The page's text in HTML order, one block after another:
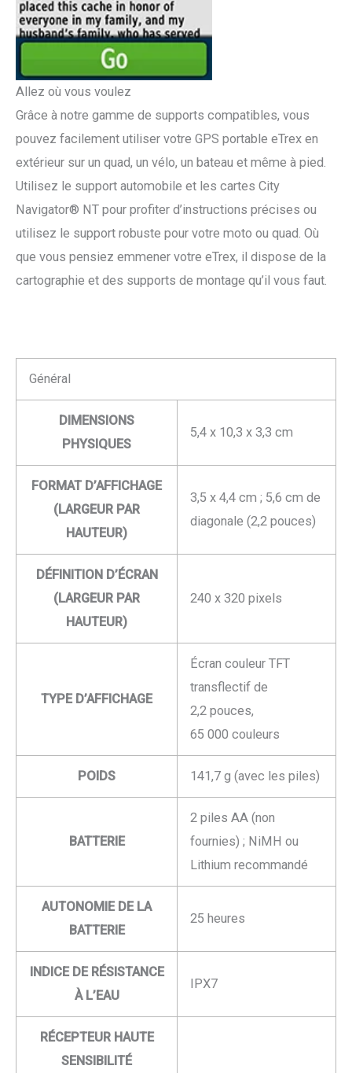
Allez où vous voulez
Grâce à notre gamme de supports compatibles, vous
pouvez facilement utiliser votre GPS portable eTrex en
extérieur sur un quad, un vélo, un bateau et même à pied.
Utilisez le support automobile et les cartes City
Navigator® NT pour profiter d’instructions précises ou
utilisez le support robuste pour votre moto ou quad. Où
que vous pensiez emmener votre eTrex, il dispose de la
cartographie et des supports de montage qu’il vous faut.
Général
DIMENSIONS
PHYSIQUES
5,4 x 10,3 x 3,3 cm
FORMAT D’AFFICHAGE
(LARGEUR PAR
HAUTEUR)
3,5 x 4,4 cm ; 5,6 cm de
diagonale (2,2 pouces)
DÉFINITION D’ÉCRAN
(LARGEUR PAR
HAUTEUR)
240 x 320 pixels
TYPE D’AFFICHAGE
Écran couleur TFT
transflectif de
2,2 pouces,
65 000 couleurs
POIDS 141,7 g (avec les piles)
BATTERIE
2 piles AA (non
fournies) ; NiMH ou
Lithium recommandé
AUTONOMIE DE LA
BATTERIE
25 heures
INDICE DE RÉSISTANCE
À L’EAU
IPX7
RÉCEPTEUR HAUTE
SENSIBILITÉ